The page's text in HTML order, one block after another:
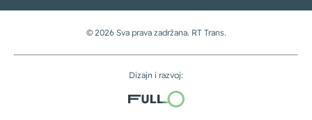
© 2026 Sva prava zadržana. RT Trans.
Dizajn i razvoj: